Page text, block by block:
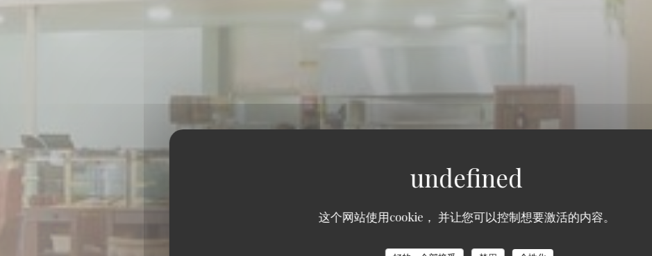
这个网站使用cookie， 并让您可以控制想要激活的内容。